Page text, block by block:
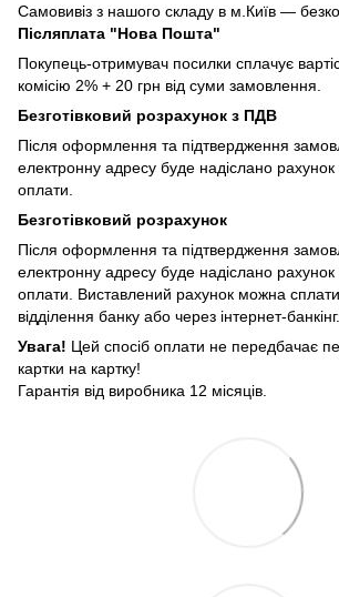
Самовивіз з нашого складу в м.Київ —
Післяплата "Нова Пошта"
Покупець-отримувач посилки сплачує
комісію 2% + 20 грн від суми замовлення.
Безготівковий розрахунок з ПДВ
Після оформлення та підтвердження
електронну адресу буде надіслано рахунок
оплати.
Безготівковий розрахунок
Після оформлення та підтвердження
електронну адресу буде надіслано рахунок
оплати. Виставлений рахунок можна
відділення банку або через інтернет-банкінг.
Увага! Цей спосіб оплати не передбачає
картки на картку!
Гарантія від виробника 12 місяців.